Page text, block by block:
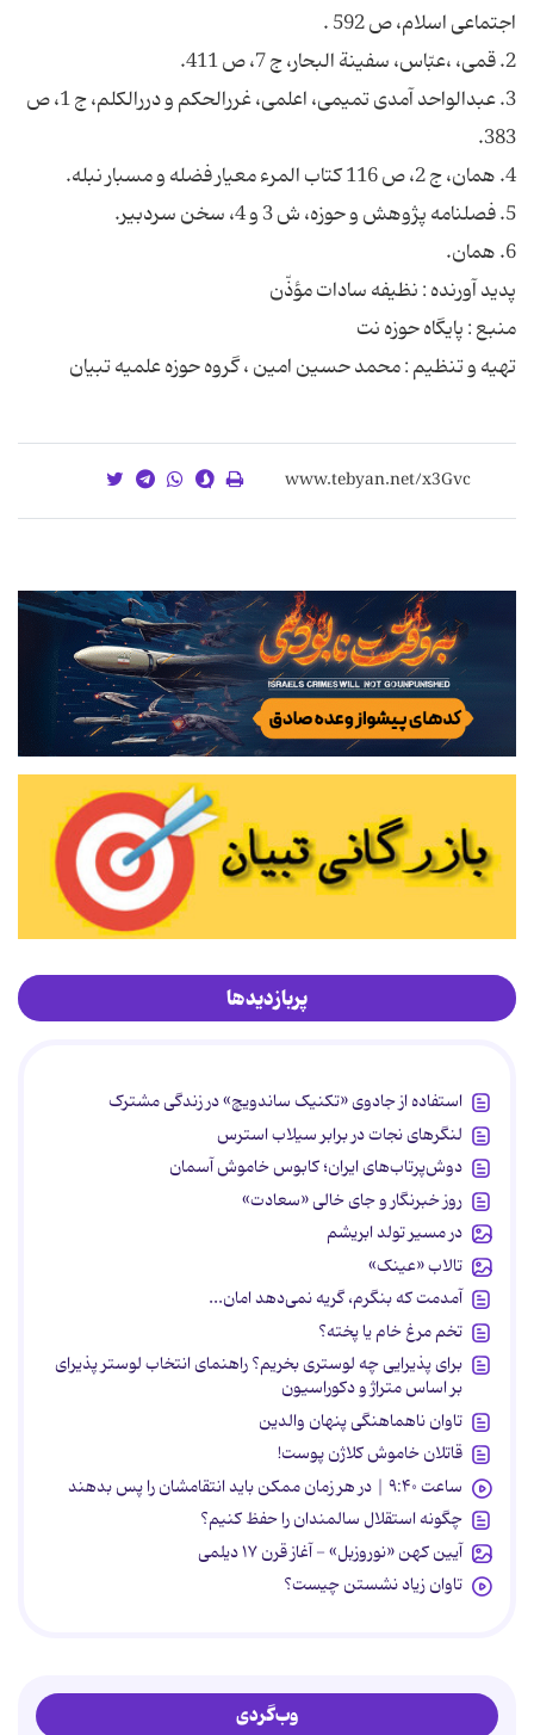
3. عبدالواحد آمدی تمیمی، اعلمی، غررالحکم و دررالکلم، ج 1، ص
تهیه و تنظیم : محمد حسین امین ، گروه حوزه علمیه تبیان
پربازدیدها
استفاده از جادوی «تکنیک ساندویچ» در زندگی مشترک
لنگرهای نجات در برابر سیلاب استرس
دوش‌پرتاب‌های ایران؛ کابوس خاموش آسمان
روز خبرنگار و جای خالی «سعادت»
در مسیر تولد ابریشم
تالاب «عینک»
آمدمت که بنگرم، گریه نمی‌دهد امان...
تخم مرغ خام یا پخته؟
برای پذیرایی چه لوستری بخریم؟ راهنمای انتخاب لوستر پذیرای
بر اساس متراژ و دکوراسیون
تاوان ناهماهنگی پنهان والدین
قاتلان خاموش کلاژن پوست!
ساعت ۹:۴۰ | در هر زمان ممکن باید انتقامشان را پس بدهند
چگونه استقلال سالمندان را حفظ کنیم؟
آیین کهن «نوروزبل» - آغاز قرن ۱۷ دیلمی
تاوان زیاد نشستن چیست؟
وب‌گردی